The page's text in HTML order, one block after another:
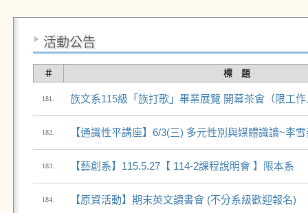
活動公告
＃ 標 題
181. 族文系115級「族打歌」畢業展覽 開幕茶會（限工
182. 【通識性平講座】6/3(三) 多元性別與媒體識讀~李
183. 【藝創系】115.5.27【 114-2課程說明會 】限本系
184. 【原資活動】期末英文讀書會 (不分系級歡迎報名)